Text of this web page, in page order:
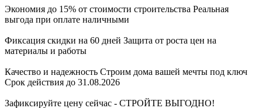
Экономия до 15% от стоимости строительства Реальная
выгода при оплате наличными
Фиксация скидки на 60 дней Защита от роста цен на
материалы и работы
Качество и надежность Строим дома вашей мечты под ключ
Срок действия до 31.08.2026
Зафиксируйте цену сейчас - СТРОЙТЕ ВЫГОДНО!